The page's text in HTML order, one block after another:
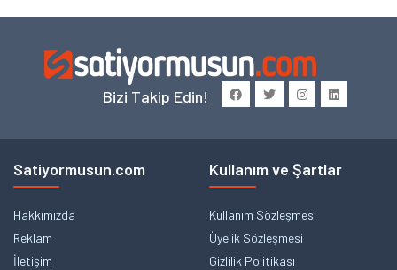
Bizi Takip Edin!
Satiyormusun.com
Hakkımızda
Reklam
İletişim
Kullanım ve Şartlar
Kullanım Sözleşmesi
Üyelik Sözleşmesi
Gizlilik Politikası